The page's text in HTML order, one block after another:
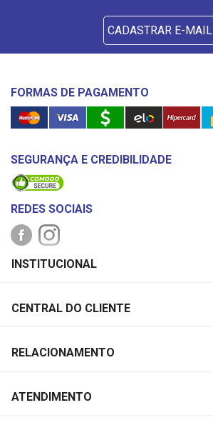
CADASTRAR E-MAIL
FORMAS DE PAGAMENTO
SEGURANÇA E CREDIBILIDADE
REDES SOCIAIS
PAGAMENTO
INSTITUCIONAL
CENTRAL DO CLIENTE
RELACIONAMENTO
ATENDIMENTO